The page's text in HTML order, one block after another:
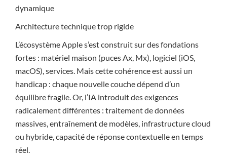
dynamique
Architecture technique trop rigide
L’écosystème Apple s’est construit sur des fondations
fortes : matériel maison (puces Ax, Mx), logiciel (iOS,
macOS), services. Mais cette cohérence est aussi un
handicap : chaque nouvelle couche dépend d’un
équilibre fragile. Or, l’IA introduit des exigences
radicalement différentes : traitement de données
massives, entraînement de modèles, infrastructure cloud
ou hybride, capacité de réponse contextuelle en temps
réel.